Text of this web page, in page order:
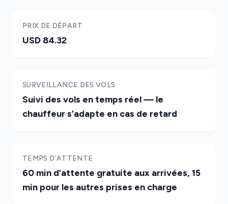
PRIX DE DÉPART
USD 84.32
SURVEILLANCE DES VOLS
Suivi des vols en temps réel — le
chauffeur s’adapte en cas de retard
TEMPS D’ATTENTE
60 min d’attente gratuite aux arrivées, 15
min pour les autres prises en charge